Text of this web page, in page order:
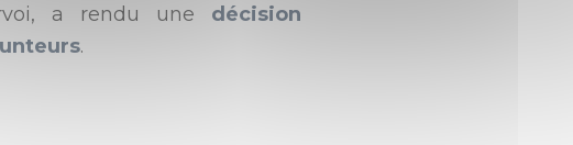
a rendu une décision
.